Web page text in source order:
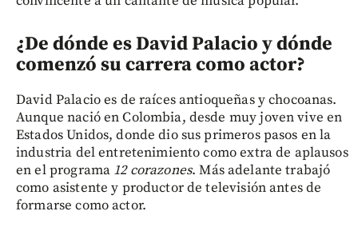
¿De dónde es David Palacio y dónde
comenzó su carrera como actor?
David Palacio es de raíces antioqueñas y chocoanas.
Aunque nació en Colombia, desde muy joven vive en
Estados Unidos, donde dio sus primeros pasos en la
industria del entretenimiento como extra de aplausos
en el programa 12 corazones. Más adelante trabajó
como asistente y productor de televisión antes de
formarse como actor.